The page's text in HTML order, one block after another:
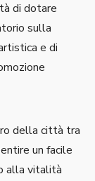
di dotare
sulla
e di
della città tra
un facile
alla vitalità